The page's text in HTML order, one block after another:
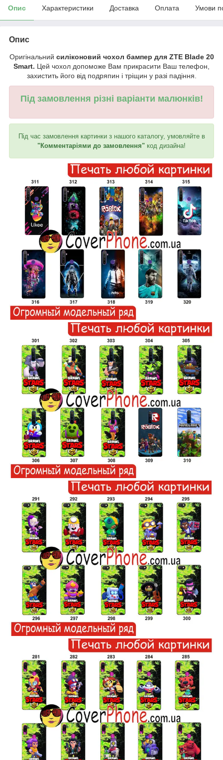
Опис Характеристики Доставка Оплата Умови
Опис
Оригінальний силіконовий чохол бампер для ZTE Blade 20
Smart. Цей чохол допоможе Вам прикрасити Ваш телефон,
захистить його від подряпин і тріщин у разі падіння.
Під замовлення різні варіанти малюнків!
Під час замовлення картинки з нашого каталогу, умовляйте в
"Комментаріями до замовлення" код дизайна!